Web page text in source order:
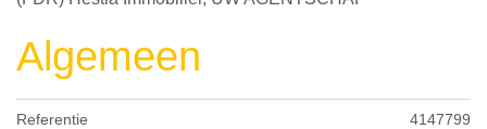
Algemeen
Referentie 4147799